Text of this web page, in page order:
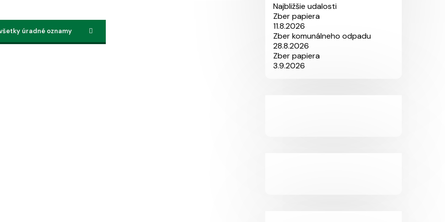
úradné oznamy
Najbližšie udalosti
Zber papiera
11.8.2026
Zber komunálneho odpadu
28.8.2026
Zber papiera
3.9.2026